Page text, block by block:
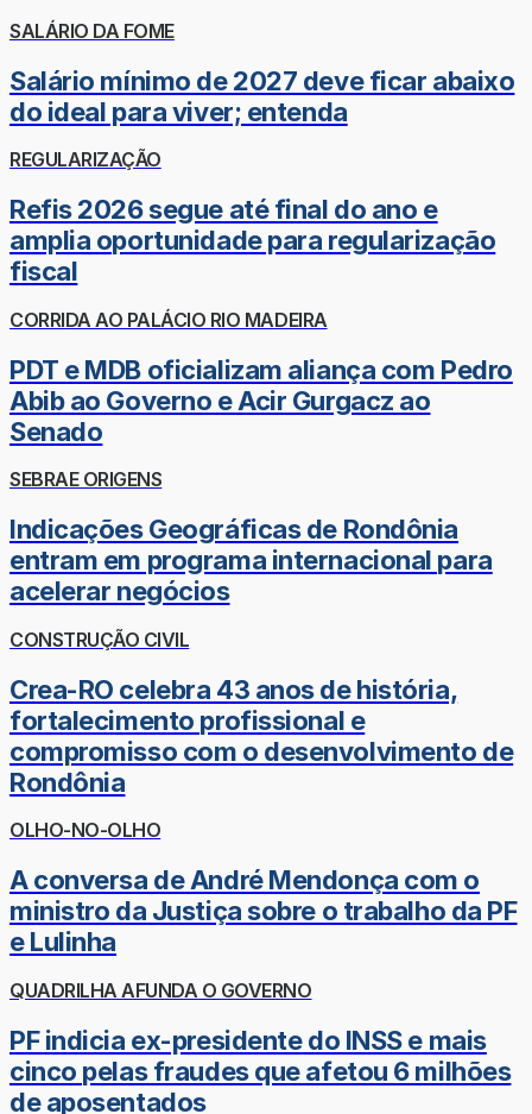
SALÁRIO DA FOME
Salário mínimo de 2027 deve ficar abaixo
do ideal para viver; entenda
REGULARIZAÇÃO
Refis 2026 segue até final do ano e
amplia oportunidade para regularização
fiscal
CORRIDA AO PALÁCIO RIO MADEIRA
PDT e MDB oficializam aliança com Pedro
Abib ao Governo e Acir Gurgacz ao
Senado
SEBRAE ORIGENS
Indicações Geográficas de Rondônia
entram em programa internacional para
acelerar negócios
CONSTRUÇÃO CIVIL
Crea-RO celebra 43 anos de história,
fortalecimento profissional e
compromisso com o desenvolvimento de
Rondônia
OLHO-NO-OLHO
A conversa de André Mendonça com o
ministro da Justiça sobre o trabalho da PF
e Lulinha
QUADRILHA AFUNDA O GOVERNO
PF indicia ex-presidente do INSS e mais
cinco pelas fraudes que afetou 6 milhões
de aposentados